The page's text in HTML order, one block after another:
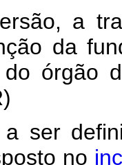
a
da
órgão
ser
no